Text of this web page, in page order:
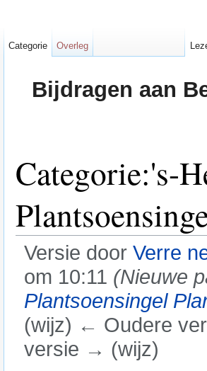
Bijdragen aan
Categorie:'s-
Versie door Verre
om 10:11 (Nieuwe
Plantsoensingel
(wijz) ← Oudere
versie → (wijz)
Categorie Overleg